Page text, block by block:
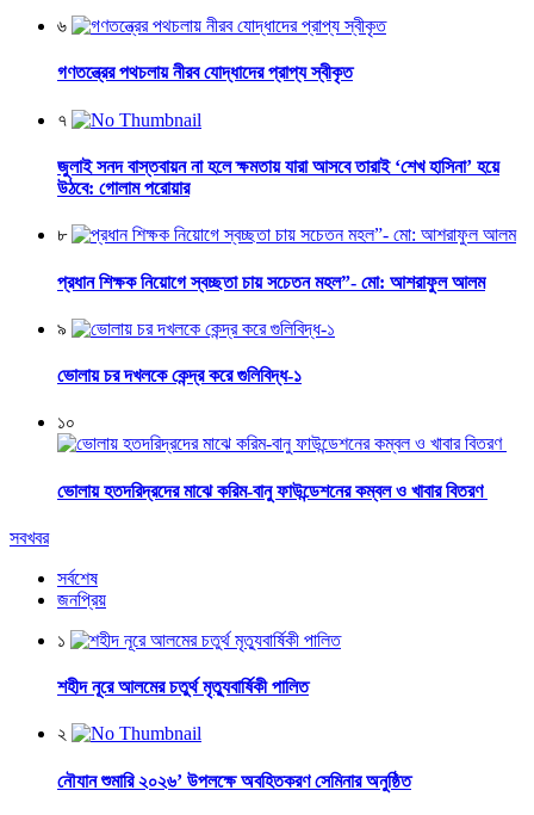
৬
গণতন্ত্রের পথচলায় নীরব যোদ্ধাদের প্রাপ্য স্বীকৃত
৭
জুলাই সনদ বাস্তবায়ন না হলে ক্ষমতায় যারা আসবে তারাই ‘শেখ হাসিনা’ হয়ে
উঠবে: গোলাম পরোয়ার
৮
প্রধান শিক্ষক নিয়োগে স্বচ্ছতা চায় সচেতন মহল”- মো: আশরাফুল আলম
৯
ভোলায় চর দখলকে কেন্দ্র করে গুলিবিদ্ধ-১
১০
ভোলায় হতদরিদ্রদের মাঝে করিম-বানু ফাউন্ডেশনের কম্বল ও খাবার বিতরণ
সবখবর
সর্বশেষ
জনপ্রিয়
১
শহীদ নূরে আলমের চতুর্থ মৃত্যুবার্ষিকী পালিত
২
নৌযান শুমারি ২০২৬’ উপলক্ষে অবহিতকরণ সেমিনার অনুষ্ঠিত